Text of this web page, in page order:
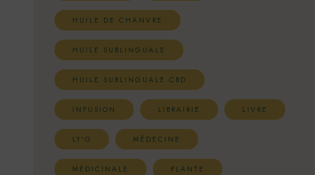
HUILE DE CHANVRE
HUILE SUBLINGUALE
HUILE SUBLINGUALE CBD
INFUSION LIBRAIRIE LIVRE
LY'O MÉDECINE
MÉDICINALE PLANTE